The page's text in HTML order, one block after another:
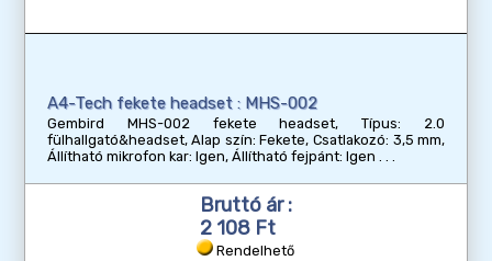
A4-Tech fekete headset : MHS-002
Gembird MHS-002 fekete headset, Típus: 2.0
fülhallgató&headset, Alap szín: Fekete, Csatlakozó: 3,5 mm,
Állítható mikrofon kar: Igen, Állítható fejpánt: Igen
Bruttó ár :
2 108 Ft
Rendelhető